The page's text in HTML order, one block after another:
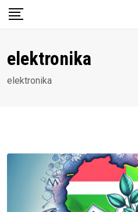
Skip
elektronika
elektronika